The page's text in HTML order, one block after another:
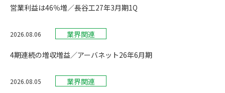
営業利益は46％増／長谷工27年3月期1Q
2026.08.06 業界関連
4期連続の増収増益／アーバネット26年6月期
2026.08.05 業界関連